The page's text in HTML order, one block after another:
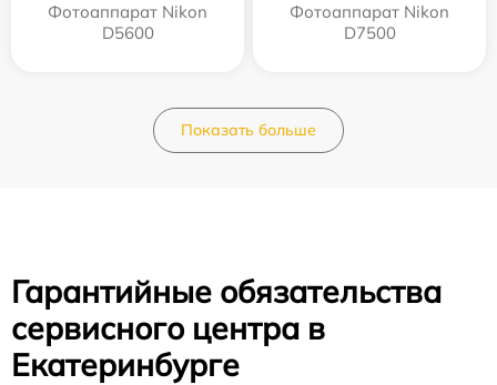
Фотоаппарат Nikon
D5600
Фотоаппарат Nikon
D7500
Показать больше
Гарантийные обязательства
сервисного центра в
Екатеринбурге